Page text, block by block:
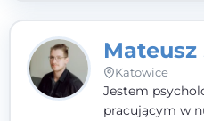
Mateusz
Katowice
Jestem
pracującym w